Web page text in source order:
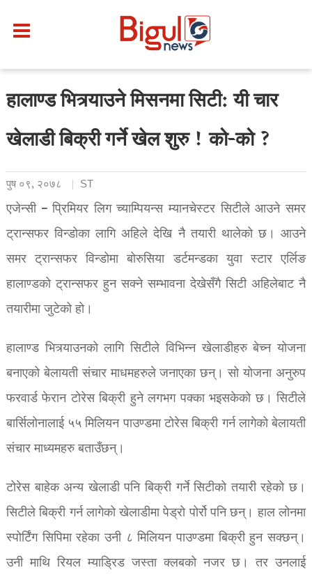
हालाण्ड भित्र्याउने मिसनमा सिटी: यी चार
खेलाडी बिक्री गर्ने खेल शुरु ! को-को ?
पुष ०९, २०७८ ST
एजेन्सी – प्रिमियर लिग च्याम्पियन्स म्यानचेस्टर सिटीले आउने समर
ट्रान्सफर विन्डोका लागि अहिले देखि नै तयारी थालेको छ। आउने
समर ट्रान्सफर विन्डोमा बोरुसिया डर्टमन्डका युवा स्टार एर्लिङ
हालाण्डको ट्रान्सफर हुन सक्ने सम्भावना देखेसँगै सिटी अहिलेबाट नै
तयारीमा जुटेको हो।
हालाण्ड भित्र्याउनको लागि सिटीले विभिन्न खेलाडीहरु बेच्न योजना
बनाएको बेलायती संचार माधमहरुले जनाएका छन्। सो योजना अनुरुप
फरवार्ड फेरान टोरेस बिक्री हुने लगभग पक्का भइसकेको छ। सिटीले
बार्सिलोनालाई ५५ मिलियन पाउण्डमा टोरेस बिक्री गर्न लागेको बेलायती
संचार माध्यमहरु बताउँछन्।
टोरेस बाहेक अन्य खेलाडी पनि बिक्री गर्ने सिटीको तयारी रहेको छ।
सिटीले बिक्री गर्न लागेको खेलाडीमा पेड्रो पोर्रो पनि छन्। हाल लोनमा
स्पोर्टिंग सिपिमा रहेका उनी ८ मिलियन पाउण्डमा बिक्री हुन सक्छन्।
उनी माथि रियल म्याड्रिड जस्ता क्लबको नजर छ। तर उनलाई